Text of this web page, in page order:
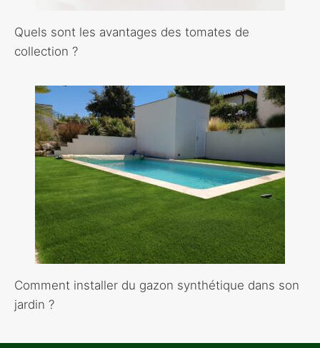
Quels sont les avantages des tomates de
collection ?
Comment installer du gazon synthétique dans son
jardin ?